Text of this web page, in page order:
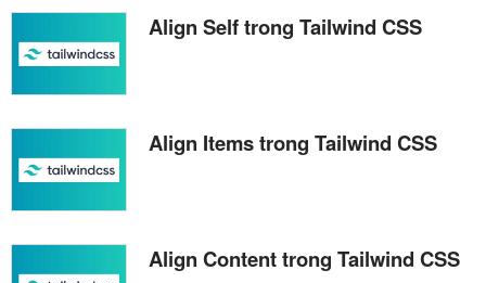
Align Self trong Tailwind CSS
Align Items trong Tailwind CSS
Align Content trong Tailwind CSS